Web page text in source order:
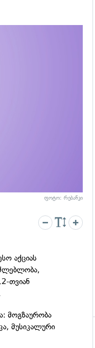
ფოტო: რებანკი
აქციას
თვიან
მოგზაურობა
მუსიკალური